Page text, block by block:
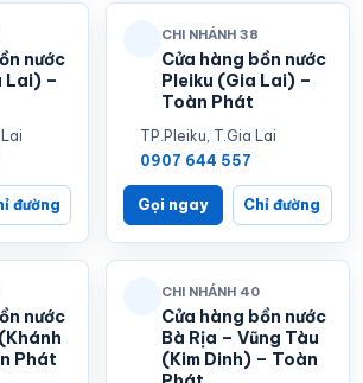
nước
Lai) –
đường
CHI NHÁNH 38
Cửa hàng bồn nước
Pleiku (Gia Lai) –
Toàn Phát
TP.Pleiku, T.Gia Lai
0907 644 557
Gọi ngay Chỉ đường
nước
Phát
CHI NHÁNH 40
Cửa hàng bồn nước
Bà Rịa – Vũng Tàu
(Kim Dinh) – Toàn